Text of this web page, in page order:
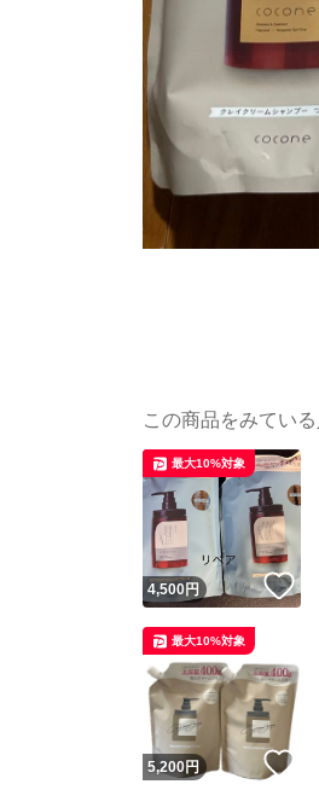
この商品をみてい
4,500円 い
最大10%対象
5,200円
最大10%対象